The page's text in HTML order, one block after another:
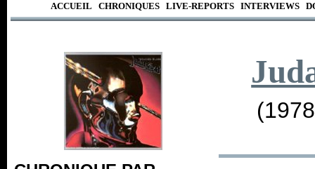
ACCUEIL CHRONIQUES LIVE-REPORTS INTERVIEWS